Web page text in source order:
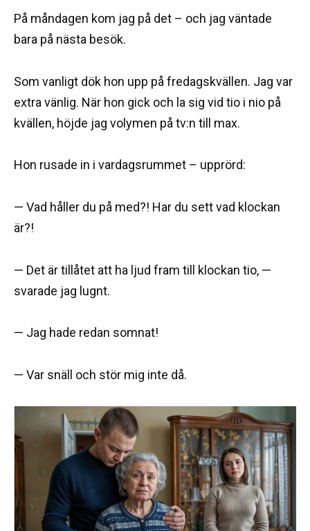
På måndagen kom jag på det – och jag väntade
bara på nästa besök.
Som vanligt dök hon upp på fredagskvällen. Jag var
extra vänlig. När hon gick och la sig vid tio i nio på
kvällen, höjde jag volymen på tv:n till max.
Hon rusade in i vardagsrummet – upprörd:
— Vad håller du på med?! Har du sett vad klockan
är?!
— Det är tillåtet att ha ljud fram till klockan tio, —
svarade jag lugnt.
— Jag hade redan somnat!
— Var snäll och stör mig inte då.